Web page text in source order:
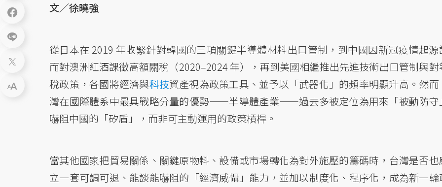
文／徐曉強
從日本在 2019 年收緊針對韓國的三項關鍵半導體材料出口管制，到中國因新冠疫情起源
而對澳洲紅酒課徵高額關稅（2020–2024 年），再到美國相繼推出先進技術出口管制與對
稅政策，各國將經濟與科技資產視為政策工具、並予以「武器化」的頻率明顯升高。然而
灣在國際體系中最具戰略分量的優勢——半導體產業——過去多被定位為用來「被動防守
嚇阻中國的「矽盾」，而非可主動運用的政策槓桿。
當其他國家把貿易關係、關鍵原物料、設備或市場轉化為對外施壓的籌碼時，台灣是否也
立一套可調可退、能談能嚇阻的「經濟威懾」能力，並加以制度化、程序化，成為新一輪